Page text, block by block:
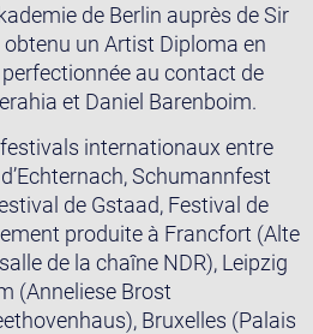
de Berlin auprès de Sir
un Artist Diploma en
perfectionnée au contact de
et Daniel Barenboim.
internationaux entre
Schumannfest
de Gstaad, Festival de
produite à Francfort (Alte
de la chaîne NDR), Leipzig
(Anneliese Brost
Bruxelles (Palais